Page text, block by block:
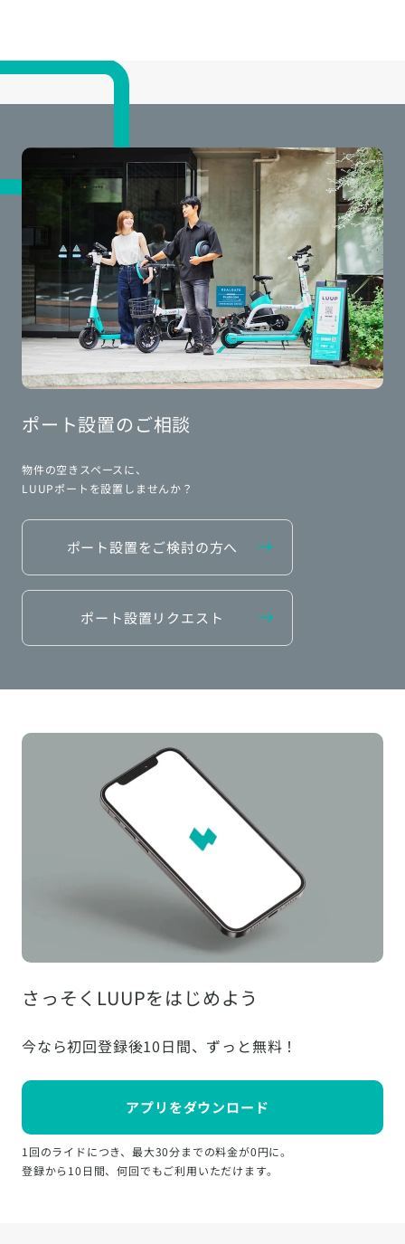
ポート設置のご相談
物件の空きスペースに、
LUUPポートを設置しませんか？
ポート設置をご検討の方へ
ポート設置リクエスト
さっそくLUUPをはじめよう
今なら初回登録後10日間、ずっと無料！
アプリをダウンロード
1回のライドにつき、最大30分までの料金が0円に。
登録から10日間、何回でもご利用いただけます。